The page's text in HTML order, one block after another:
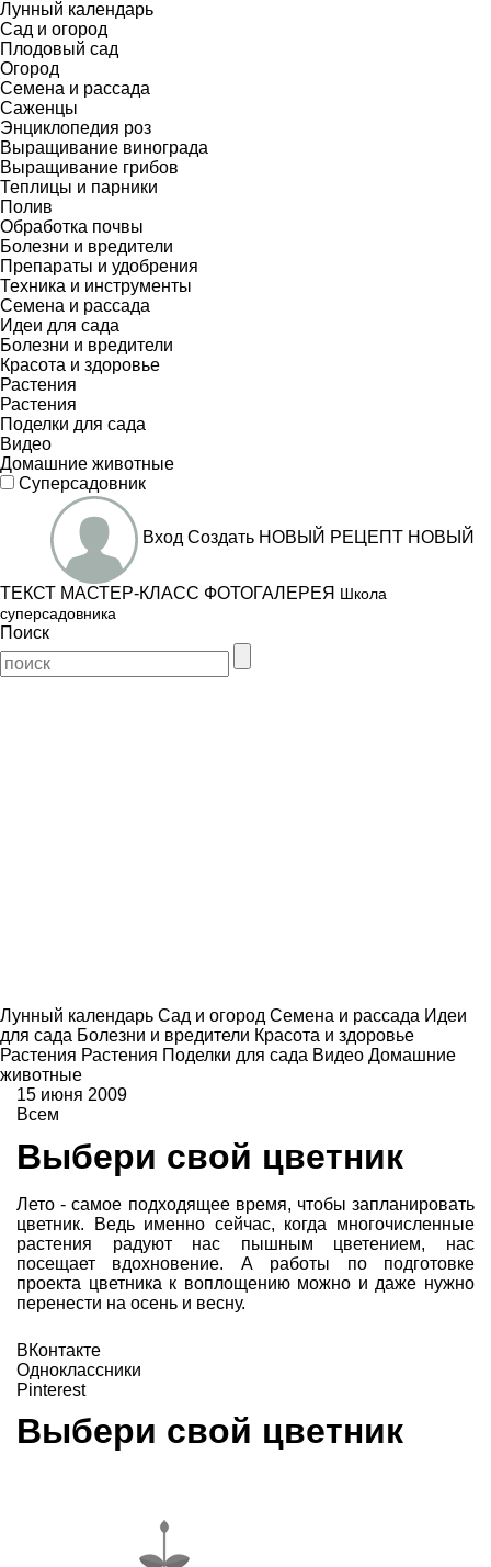
Лунный календарь
Сад и огород
Плодовый сад
Огород
Семена и рассада
Саженцы
Энциклопедия роз
Выращивание винограда
Выращивание грибов
Теплицы и парники
Полив
Обработка почвы
Болезни и вредители
Препараты и удобрения
Техника и инструменты
Семена и рассада
Идеи для сада
Болезни и вредители
Красота и здоровье
Растения
Растения
Поделки для сада
Видео
Домашние животные
Суперсадовник
Вход Создать НОВЫЙ РЕЦЕПТ НОВЫЙ
ТЕКСТ МАСТЕР-КЛАСС ФОТОГАЛЕРЕЯ Школа
суперсадовника
Поиск
Лунный календарь Сад и огород Семена и рассада Идеи
для сада Болезни и вредители Красота и здоровье
Растения Растения Поделки для сада Видео Домашние
животные
15 июня 2009
Всем
Выбери свой цветник
Лето - самое подходящее время, чтобы запланировать
цветник. Ведь именно сейчас, когда многочисленные
растения радуют нас пышным цветением, нас
посещает вдохновение. А работы по подготовке
проекта цветника к воплощению можно и даже нужно
перенести на осень и весну.
ВКонтакте
Одноклассники
Pinterest
Выбери свой цветник